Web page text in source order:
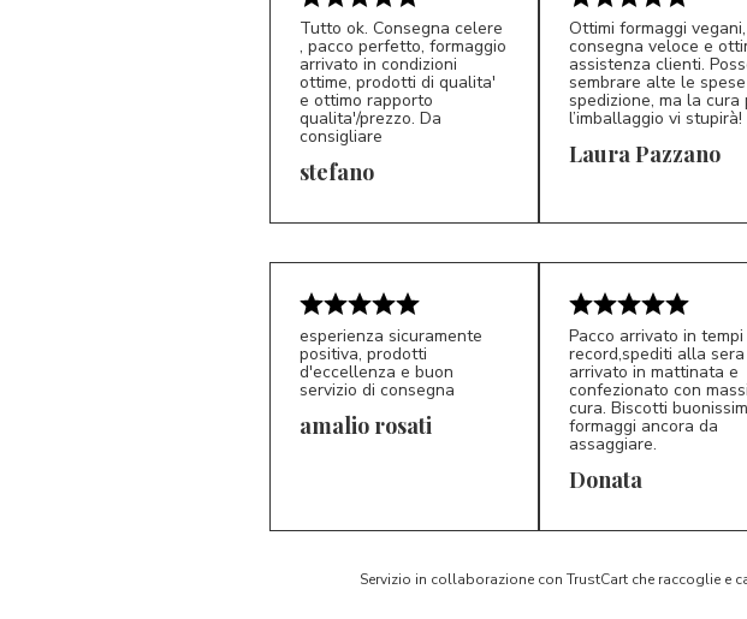
S*
Tutto ok. Consegna celere
, pacco perfetto, formaggio
arrivato in condizioni
ottime, prodotti di qualita'
e ottimo rapporto
qualita'/prezzo. Da
consigliare
stefano LP 5/5
Ottimi formaggi vegani,
consegna veloce e
assistenza clienti.
sembrare alte le
spedizione, ma la cura
l’imballaggio vi stupirà!
Laura Pazzano
esperienza sicuramente
positiva, prodotti
d'eccellenza e buon
servizio di consegna
amalio rosati
D*
Pacco arrivato in tempi
record,spediti alla
arrivato in mattinata e
confezionato con
cura. Biscotti
formaggi ancora da
assaggiare.
Donata
Servizio in collaborazione con TrustCart che raccoglie